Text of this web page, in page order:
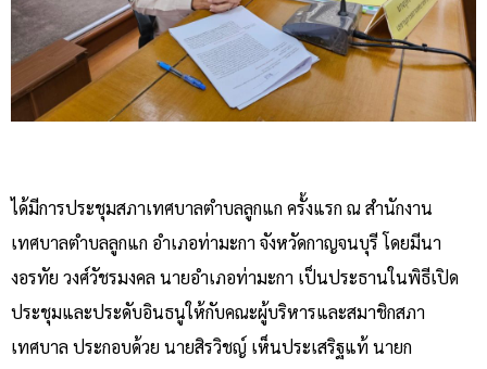
ได้มีการประชุมสภาเทศบาลตำบลลูกแก ครั้งแรก ณ สำนักงาน
เทศบาลตำบลลูกแก อำเภอท่ามะกา จังหวัดกาญจนบุรี โดยมีนา
งอรทัย วงศ์วัชรมงคล นายอำเภอท่ามะกา เป็นประธานในพิธีเปิด
ประชุมและประดับอินธนูให้กับคณะผู้บริหารและสมาชิกสภา
เทศบาล ประกอบด้วย นายสิรวิชญ์ เห็นประเสริฐแท้ นายก